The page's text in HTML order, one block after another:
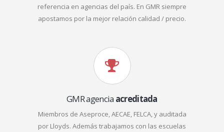
referencia en agencias del país. En GMR siempre
apostamos por la mejor relación calidad / precio.
GMR agencia acreditada
Miembros de Aseproce, AECAE, FELCA, y auditada
por Lloyds. Además trabajamos con las escuelas